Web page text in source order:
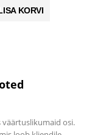
oli:
KORVI
väärtuslikumaid osi.